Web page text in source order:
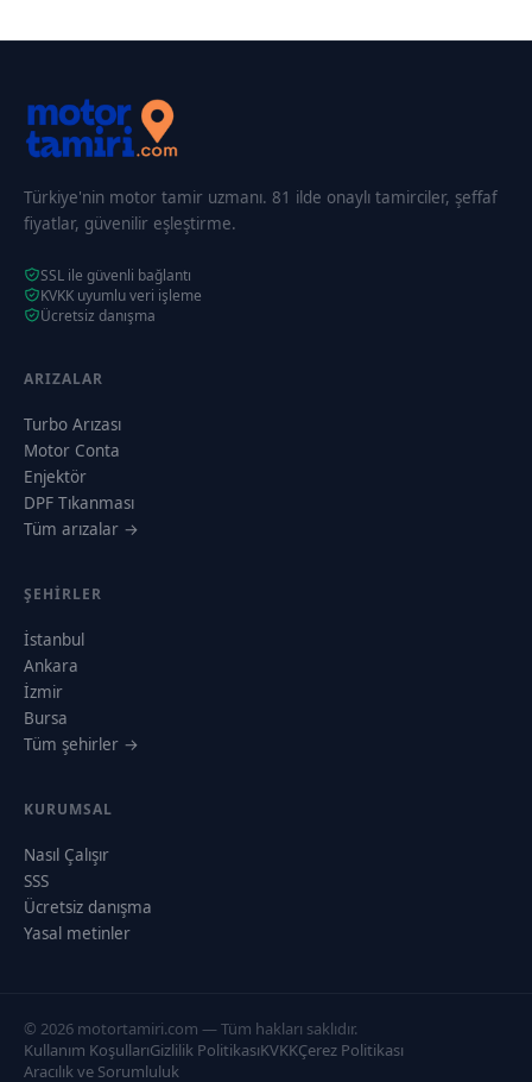
Türkiye'nin motor tamir uzmanı. 81 ilde onaylı tamirciler, şeffaf
fiyatlar, güvenilir eşleştirme.
SSL ile güvenli bağlantı
KVKK uyumlu veri işleme
Ücretsiz danışma
ARIZALAR
Turbo Arızası
Motor Conta
Enjektör
DPF Tıkanması
Tüm arızalar →
ŞEHIRLER
İstanbul
Ankara
İzmir
Bursa
Tüm şehirler →
KURUMSAL
Nasıl Çalışır
SSS
Ücretsiz danışma
Yasal metinler
© 2026 motortamiri.com — Tüm hakları saklıdır.
Kullanım KoşullarıGizlilik PolitikasıKVKKÇerez Politikası
Aracılık ve Sorumluluk